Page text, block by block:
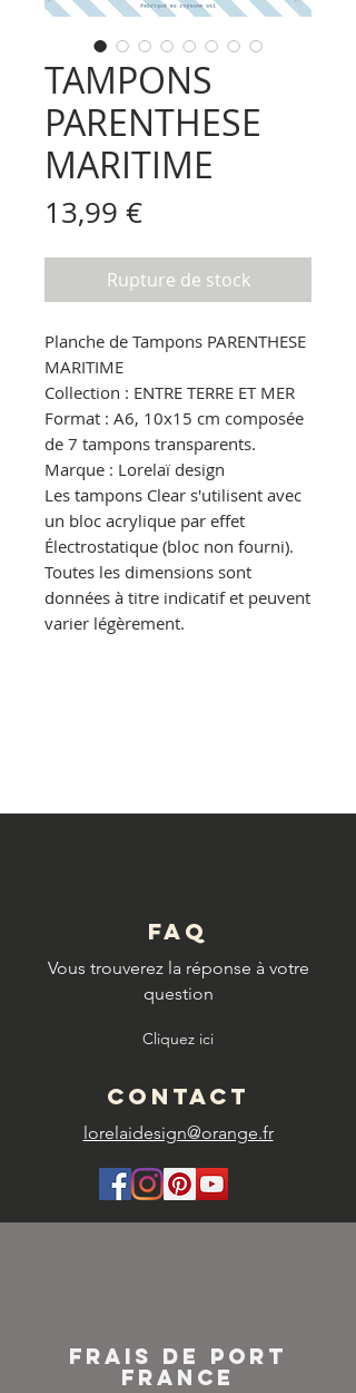
TAMPONS
PARENTHESE
MARITIME
13,99 €Prix
Rupture de stock
Planche de Tampons PARENTHESE
MARITIME
Collection : ENTRE TERRE ET MER
Format : A6, 10x15 cm composée
de 7 tampons transparents.
Marque : Lorelaï design
Les tampons Clear s'utilisent avec
un bloc acrylique par effet
Électrostatique (bloc non fourni).
Toutes les dimensions sont
données à titre indicatif et peuvent
varier légèrement.
FAQ
Vous trouverez la réponse à votre
question
Cliquez ici
CONTACT
lorelaidesign@orange.fr
FRAIS DE PORT
FRANCE